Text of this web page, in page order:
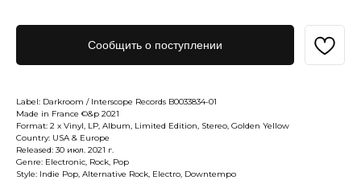
Сообщить о поступлении
Label: Darkroom / Interscope Records B0033834-01
Made in France ©&p 2021
Format: 2 x Vinyl, LP, Album, Limited Edition, Stereo, Golden Yellow
Country: USA & Europe
Released: 30 июл. 2021 г.
Genre: Electronic, Rock, Pop
Style: Indie Pop, Alternative Rock, Electro, Downtempo